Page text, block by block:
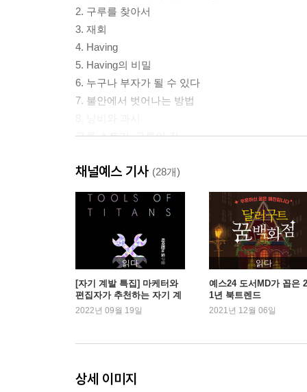
2. 구루를 찾아서
3. 재회
4. Having
5. Having의 비밀
6. 누구나 부자가 될 수 있다
7. 불안에서 벗어나는 방법
구루 스토리_구루의 길
2부. 돈을 끌어오는 사람 vs 돈을 밀어내는 사람
9. 베로나의 햇살
11. 가짜 부자
12. 돈을 끌어당기는 힘
13. 귀인
구루 스토리_고등학생 구루가 되다
15. 소비할 때의 마음
채널예스 기사 (28개)
읽다
[자기 계발 특집] 마케터와
편집자가 추천하는 자기 계
발서
2022년 09월 19일
읽다
예스24 도서MD가 꼽은
1년 북트렌드
2021년 12월 06일
상세 이미지